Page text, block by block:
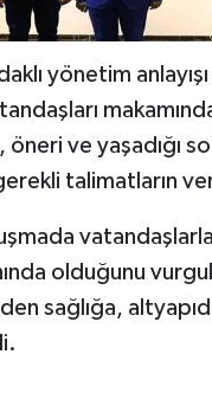
yönetim
ve yaşadığı
talimatların
olduğunu
sağlığa,